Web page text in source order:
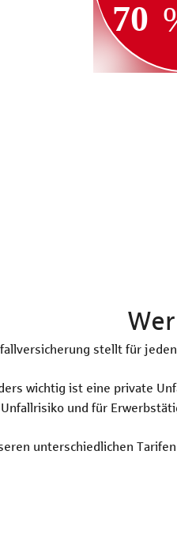
stellt für
wichtig ist eine private
und für
unterschiedlichen